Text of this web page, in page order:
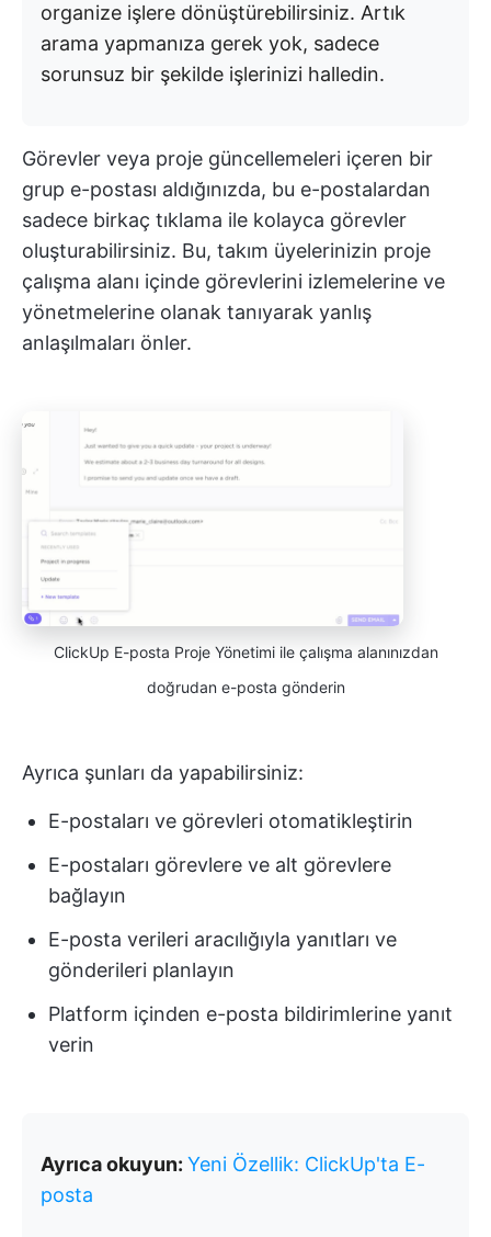
organize işlere dönüştürebilirsiniz. Artık
arama yapmanıza gerek yok, sadece
sorunsuz bir şekilde işlerinizi halledin.
Görevler veya proje güncellemeleri içeren bir
grup e-postası aldığınızda, bu e-postalardan
sadece birkaç tıklama ile kolayca görevler
oluşturabilirsiniz. Bu, takım üyelerinizin proje
çalışma alanı içinde görevlerini izlemelerine ve
yönetmelerine olanak tanıyarak yanlış
anlaşılmaları önler.
ClickUp E-posta Proje Yönetimi ile çalışma alanınızdan
doğrudan e-posta gönderin
Ayrıca şunları da yapabilirsiniz:
E-postaları ve görevleri otomatikleştirin
E-postaları görevlere ve alt görevlere
bağlayın
E-posta verileri aracılığıyla yanıtları ve
gönderileri planlayın
Platform içinden e-posta bildirimlerine yanıt
verin
Ayrıca okuyun: Yeni Özellik: ClickUp'ta E-
posta